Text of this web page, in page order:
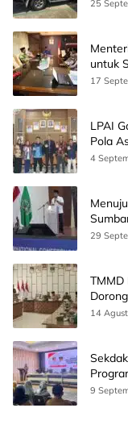
25
untuk
17
LPAI
Pola
Ini
4
Unand
29
TMMD
14
9